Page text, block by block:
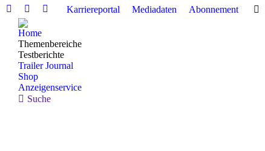
Linkedin
page
opens
new
window
Facebook
page
opens
in
new
window
X
opens
in
new
Karriereportal Mediadaten Abonnement
Home
Themenbereiche
Testberichte
Trailer Journal
Shop
Anzeigenservice
Search:
Suche